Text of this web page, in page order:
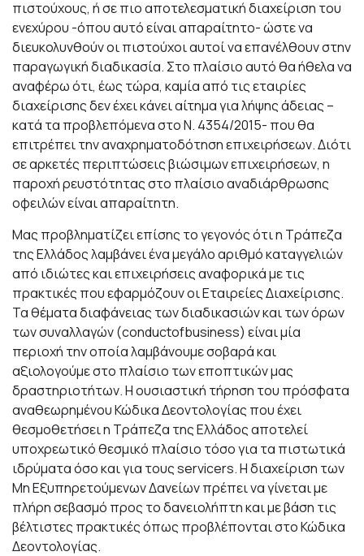
πιστούχους, ή σε πιο αποτελεσματική διαχείριση του
ενεχύρου -όπου αυτό είναι απαραίτητο- ώστε να
διευκολυνθούν οι πιστούχοι αυτοί να επανέλθουν στην
παραγωγική διαδικασία. Στο πλαίσιο αυτό θα ήθελα να
αναφέρω ότι, έως τώρα, καμία από τις εταιρίες
διαχείρισης δεν έχει κάνει αίτημα για λήψης άδειας –
κατά τα προβλεπόμενα στο Ν. 4354/2015- που θα
επιτρέπει την αναχρηματοδότηση επιχειρήσεων. Διότι
σε αρκετές περιπτώσεις βιώσιμων επιχειρήσεων, η
παροχή ρευστότητας στο πλαίσιο αναδιάρθρωσης
οφειλών είναι απαραίτητη.
Μας προβληματίζει επίσης το γεγονός ότι η Τράπεζα
της Ελλάδος λαμβάνει ένα μεγάλο αριθμό καταγγελιών
από ιδιώτες και επιχειρήσεις αναφορικά με τις
πρακτικές που εφαρμόζουν οι Εταιρείες Διαχείρισης.
Τα θέματα διαφάνειας των διαδικασιών και των όρων
των συναλλαγών (conductofbusiness) είναι μία
περιοχή την οποία λαμβάνουμε σοβαρά και
αξιολογούμε στο πλαίσιο των εποπτικών μας
δραστηριοτήτων. Η ουσιαστική τήρηση του πρόσφατα
αναθεωρημένου Κώδικα Δεοντολογίας που έχει
θεσμοθετήσει η Τράπεζα της Ελλάδος αποτελεί
υποχρεωτικό θεσμικό πλαίσιο τόσο για τα πιστωτικά
ιδρύματα όσο και για τους servicers. Η διαχείριση των
Μη Εξυπηρετούμενων Δανείων πρέπει να γίνεται με
πλήρη σεβασμό προς το δανειολήπτη και με βάση τις
βέλτιστες πρακτικές όπως προβλέπονται στο Κώδικα
Δεοντολογίας.